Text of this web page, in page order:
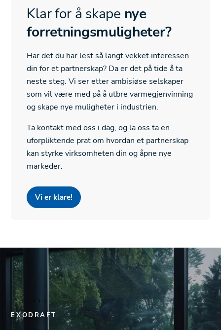
Klar for å skape nye
forretningsmuligheter?
Har det du har lest så langt vekket interessen
din for et partnerskap? Da er det på tide å ta
neste steg. Vi ser etter ambisiøse selskaper
som vil være med på å utbre varmegjenvinning
og skape nye muligheter i industrien.
Ta kontakt med oss i dag, og la oss ta en
uforpliktende prat om hvordan et partnerskap
kan styrke virksomheten din og åpne nye
markeder.
Vi er klare!
EXODRAFT